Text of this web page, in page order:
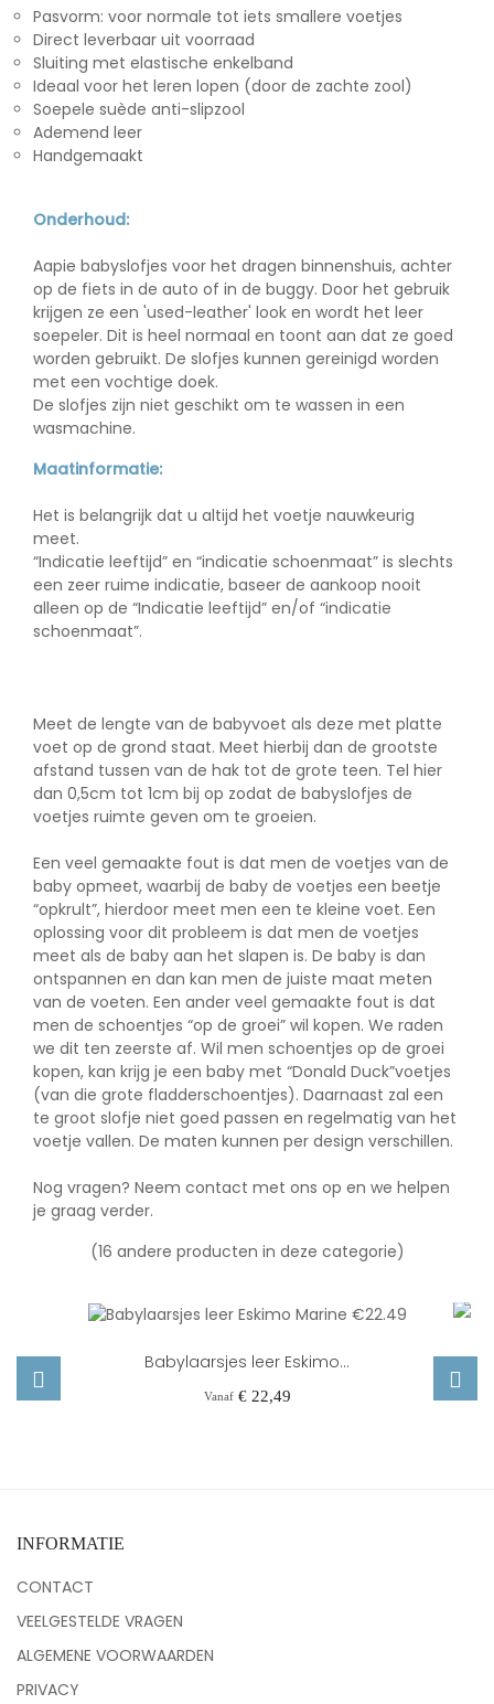
Pasvorm: voor normale tot iets smallere voetjes
Direct leverbaar uit voorraad
Sluiting met elastische enkelband
Ideaal voor het leren lopen (door de zachte zool)
Soepele suède anti-slipzool
Ademend leer
Handgemaakt
Onderhoud:
Aapie babyslofjes voor het dragen binnenshuis, achter
op de fiets in de auto of in de buggy. Door het gebruik
krijgen ze een 'used-leather' look en wordt het leer
soepeler. Dit is heel normaal en toont aan dat ze goed
worden gebruikt. De slofjes kunnen gereinigd worden
met een vochtige doek.
De slofjes zijn niet geschikt om te wassen in een
wasmachine.
Maatinformatie:
Het is belangrijk dat u altijd het voetje nauwkeurig
meet.
“Indicatie leeftijd” en “indicatie schoenmaat” is slechts
een zeer ruime indicatie, baseer de aankoop nooit
alleen op de “Indicatie leeftijd” en/of “indicatie
schoenmaat”.
Meet de lengte van de babyvoet als deze met platte
voet op de grond staat. Meet hierbij dan de grootste
afstand tussen van de hak tot de grote teen. Tel hier
dan 0,5cm tot 1cm bij op zodat de babyslofjes de
voetjes ruimte geven om te groeien.
Een veel gemaakte fout is dat men de voetjes van de
baby opmeet, waarbij de baby de voetjes een beetje
“opkrult”, hierdoor meet men een te kleine voet. Een
oplossing voor dit probleem is dat men de voetjes
meet als de baby aan het slapen is. De baby is dan
ontspannen en dan kan men de juiste maat meten
van de voeten. Een ander veel gemaakte fout is dat
men de schoentjes “op de groei” wil kopen. We raden
we dit ten zeerste af. Wil men schoentjes op de groei
kopen, kan krijg je een baby met “Donald Duck”voetjes
(van die grote fladderschoentjes). Daarnaast zal een
te groot slofje niet goed passen en regelmatig van het
voetje vallen. De maten kunnen per design verschillen.
Nog vragen? Neem contact met ons op en we helpen
je graag verder.
(16 andere producten in deze categorie)
Babylaarsjes leer Eskimo...
Vanaf Prijs
€ 22,49
INFORMATIE
CONTACT
VEELGESTELDE VRAGEN
ALGEMENE VOORWAARDEN
PRIVACY